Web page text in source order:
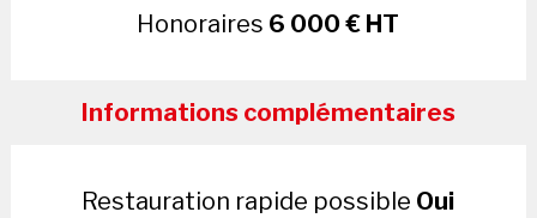
Honoraires 6 000 € HT
Informations complémentaires
Restauration rapide possible Oui